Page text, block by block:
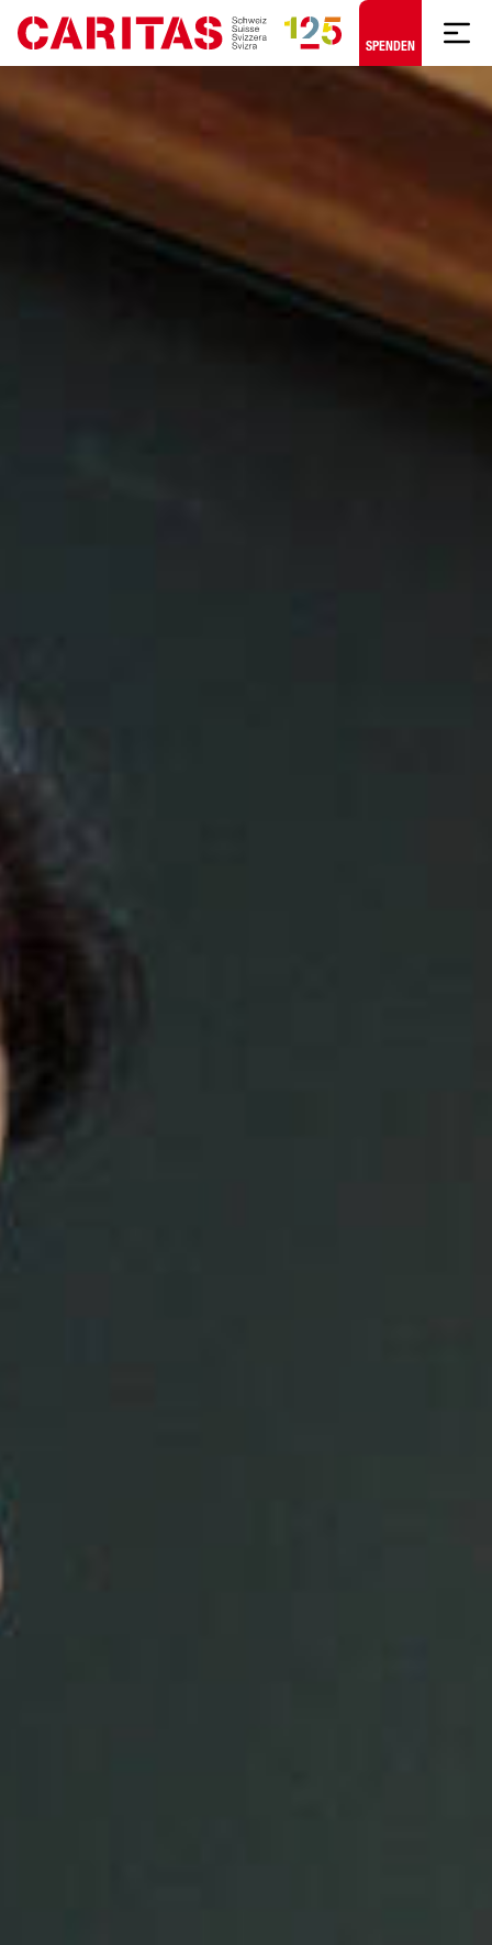
Zum Hauptinhalt springen
SPENDEN